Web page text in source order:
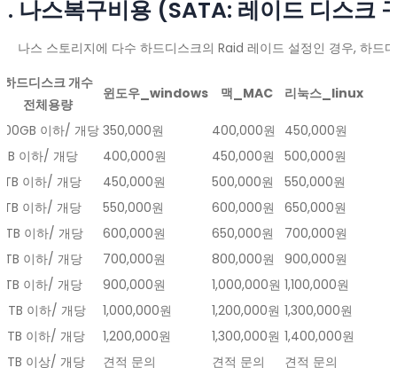
나스복구비용 (SATA: 레이드 디스크
나스 스토리지에 다수 하드디스크의 Raid 레이드 설정인 경우, 하드
하드디스크 개수
전체용량
윈도우_windows 맥_MAC 리눅스_linux
이하/ 개당 350,000원 400,000원
450,000원
이하/ 개당
400,000원 450,000원
500,000원
이하/ 개당
450,000원 500,000원
550,000원
이하/ 개당
550,000원 600,000원
650,000원
이하/ 개당
600,000원 650,000원
700,000원
이하/ 개당
700,000원 800,000원
900,000원
이하/ 개당
900,000원 1,000,000원 1,100,000원
이하/ 개당
1,000,000원 1,200,000원 1,300,000원
이하/ 개당
1,200,000원 1,300,000원 1,400,000원
이상/ 개당
견적 문의 견적 문의 견적 문의